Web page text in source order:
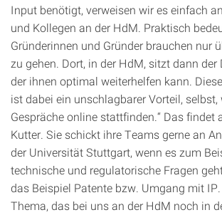
Input benötigt, verweisen wir es einfach
und Kollegen an der HdM. Praktisch
Gründerinnen und Gründer brauchen nur
zu gehen. Dort, in der HdM, sitzt dann der
der ihnen optimal weiterhelfen kann.
ist dabei ein unschlagbarer Vorteil, selbst,
Gespräche online stattfinden.“ Das findet
Kutter. Sie schickt ihre Teams gerne an
der Universität Stuttgart, wenn es zum
technische und regulatorische Fragen
das Beispiel Patente bzw. Umgang mit
Thema, das bei uns an der HdM noch in